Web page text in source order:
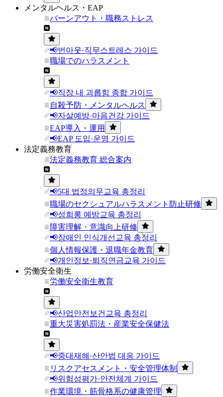
メンタルヘルス・EAP
バーンアウト・職務ストレス
📢번아웃·직무스트레스 가이드
職場でのハラスメント
📢직장 내 괴롭힘 종합 가이드
自殺予防・メンタルヘルス
📢자살예방·마음건강 가이드
EAP導入・運用
📢EAP 도입·운영 가이드
法定義務教育
法定義務教育 総合案内
📢5대 법정의무교육 총정리
職場のセクシュアルハラスメント防止研修
📢성희롱 예방교육 총정리
障害理解・意識向上研修
📢장애인 인식개선교육 총정리
個人情報保護・退職年金教育
📢개인정보·퇴직연금교육 가이드
労働安全衛生
労働安全衛生教育
📢산업안전보건교육 총정리
重大災害処罰法・産業安全保健法
📢중대재해·산안법 대응 가이드
リスクアセスメント・安全管理体制
📢위험성평가·안전체계 가이드
作業環境・筋骨格系の健康管理